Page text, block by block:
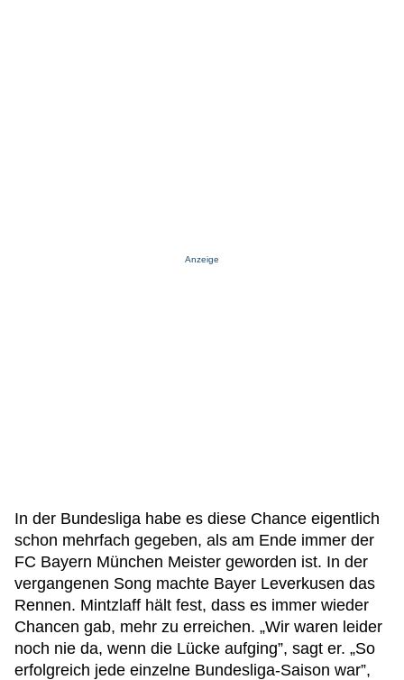
Anzeige
In der Bundesliga habe es diese Chance eigentlich
schon mehrfach gegeben, als am Ende immer der
FC Bayern München Meister geworden ist. In der
vergangenen Song machte Bayer Leverkusen das
Rennen. Mintzlaff hält fest, dass es immer wieder
Chancen gab, mehr zu erreichen. „Wir waren leider
noch nie da, wenn die Lücke aufging”, sagt er. „So
erfolgreich jede einzelne Bundesliga-Saison war”,